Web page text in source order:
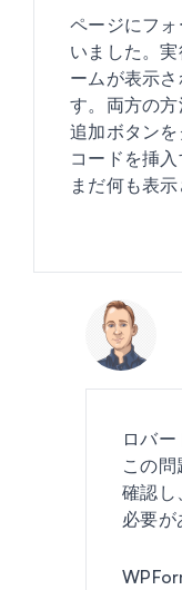
ページにフ
いました。
ームが表示
す。両方の
追加ボタン
コードを挿入
まだ何も表示
ロバー
この
確認し
必要が